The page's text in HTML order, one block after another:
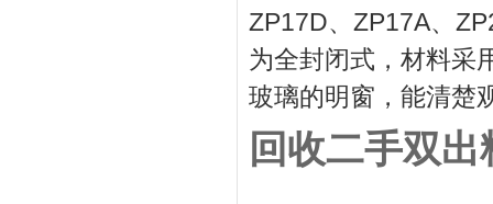
ZP17D、ZP17A、
为全封闭式，材料采
玻璃的明窗，能清楚
回收二手双